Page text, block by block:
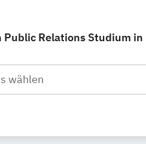
Public Relations Studium
wählen